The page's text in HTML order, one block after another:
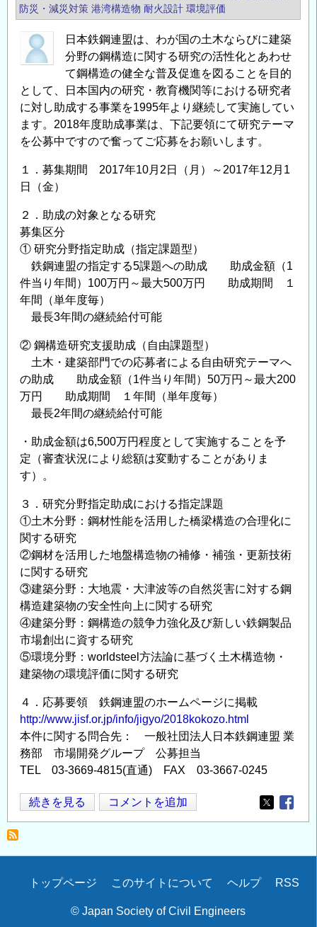
構
研
究・
育
助
成
事
業」
に
る
助
成
金
給
付
対
象
研
究
テ
ー
の
公
募
つ
い
て
の
防災・減災対策 港湾構造物 耐火設計 環境評価
日本鉄鋼連盟は、わが国の土木ならびに建築
分野の鋼構造に関する研究の活性化とあわせ
て鋼構造の健全な普及促進を図ることを目的
として、日本国内の研究・教育機関等における研究者
に対し助成する事業を1995年より継続して実施してい
ます。2018年度助成事業は、下記要領にて研究テーマ
を公募中ですので奮ってご応募をお願いします。
１．募集期間 2017年10月2日（月）～2017年12月1
日（金）
２．助成の対象となる研究
募集区分
① 研究分野指定助成（指定課題型）
鉄鋼連盟の指定する5課題への助成 助成金額（1
件当り年間）100万円～最大500万円 助成期間 １
年間（単年度毎）
最長3年間の継続給付可能
② 鋼構造研究支援助成（自由課題型）
土木・建築部門での応募者による自由研究テーマへ
の助成 助成金額（1件当り年間）50万円～最大200
万円 助成期間 １年間（単年度毎）
最長2年間の継続給付可能
・助成金額は6,500万円程度として実施することを予
定（審査状況により総額は変動することがありま
す）。
３．研究分野指定助成における指定課題
①土木分野：鋼材性能を活用した橋梁構造の合理化に
関する研究
②鋼材を活用した地盤構造物の補修・補強・更新技術
に関する研究
③建築分野：大地震・大津波等の自然災害に対する鋼
構造建築物の安全性向上に関する研究
④建築分野：鋼構造の競争力強化及び新しい鉄鋼製品
市場創出に資する研究
⑤環境分野：worldsteel方法論に基づく土木構造物・
建築物の環境評価に関する研究
４．応募要領 鉄鋼連盟のホームページに掲載
http://www.jisf.or.jp/info/jigyo/2018kokozo.html
本件に関する問合先： 一般社団法人日本鉄鋼連盟 業
務部 市場開発グループ 公募担当
TEL 03-3669-4815(直通) FAX 03-3667-0245
【日
本
鋼
盟】
続きを見る コメントを追加
Opens in
Secondary
トップページ このサイトについて ヘルプ RSS
© Japan Society of Civil Engineers